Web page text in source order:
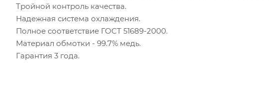
Тройной контроль качества.
Надежная система охлаждения.
Полное соответствие ГОСТ 51689-2000.
Материал обмотки - 99.7% медь.
Гарантия 3 года.